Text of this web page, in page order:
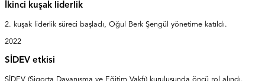
İkinci kuşak liderlik
2. kuşak liderlik süreci başladı, Oğul Berk Şengül yönetime katıldı.
2022
SİDEV etkisi
SİDEV (Sigorta Dayanışma ve Eğitim Vakfı) kuruluşunda öncü rol alındı.